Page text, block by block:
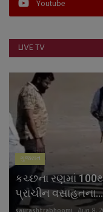
Youtube
LIVE TV
ગુજરાત
કચ્છના રણમાં
પ્રાચીન વસાહતના...